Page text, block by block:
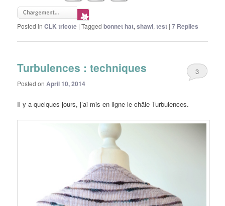
Posted in CLK tricote |Tagged bonnet hat,shawl,test |7 Replies
Turbulences : techniques
Posted on April 10, 2014
3
Il y a quelques jours, j’ai mis en ligne le châle Turbulences.